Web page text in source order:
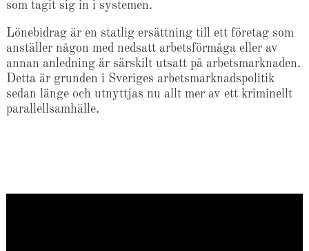
som tagit sig in i systemen.
Lönebidrag är en statlig ersättning till ett företag som
anställer någon med nedsatt arbetsförmåga eller av
annan anledning är särskilt utsatt på arbetsmarknaden.
Detta är grunden i Sveriges arbetsmarknadspolitik
sedan länge och utnyttjas nu allt mer av ett kriminellt
parallellsamhälle.